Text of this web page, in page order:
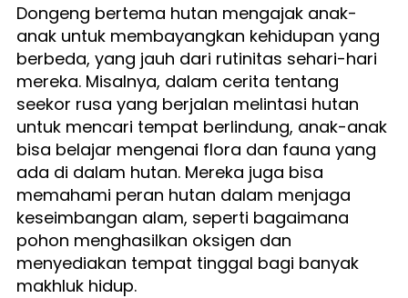
Dongeng bertema hutan mengajak anak-
anak untuk membayangkan kehidupan yang
berbeda, yang jauh dari rutinitas sehari-hari
mereka. Misalnya, dalam cerita tentang
seekor rusa yang berjalan melintasi hutan
untuk mencari tempat berlindung, anak-anak
bisa belajar mengenai flora dan fauna yang
ada di dalam hutan. Mereka juga bisa
memahami peran hutan dalam menjaga
keseimbangan alam, seperti bagaimana
pohon menghasilkan oksigen dan
menyediakan tempat tinggal bagi banyak
makhluk hidup.